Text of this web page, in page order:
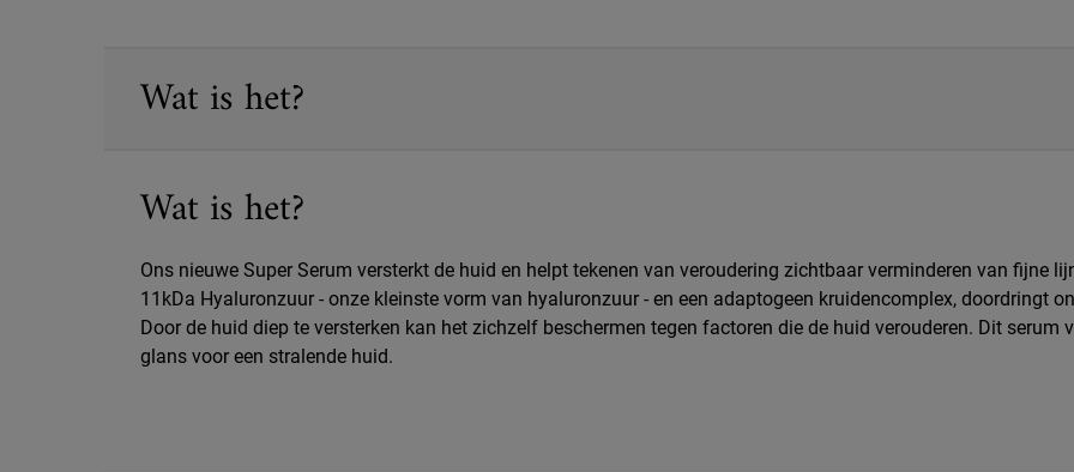
Wat is het?
Wat is het?
Ons nieuwe Super Serum versterkt de huid en helpt tekenen van veroudering zichtbaar verminderen van fijne
11kDa Hyaluronzuur - onze kleinste vorm van hyaluronzuur - en een adaptogeen kruidencomplex, doordringt
Door de huid diep te versterken kan het zichzelf beschermen tegen factoren die de huid verouderen. Dit serum
glans voor een stralende huid.